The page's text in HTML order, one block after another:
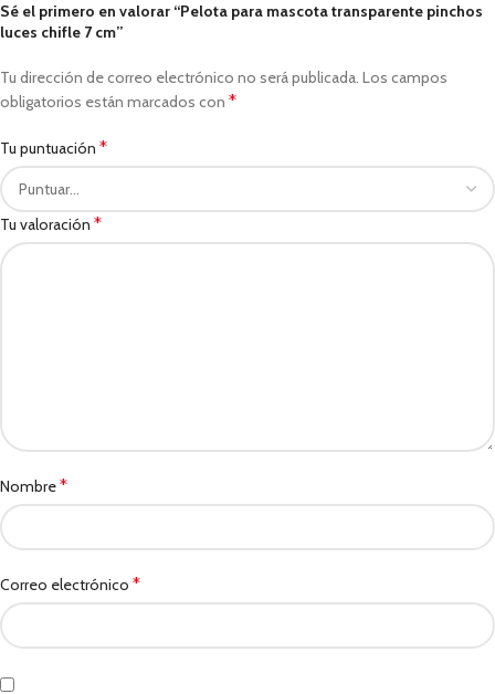
Sé el primero en valorar “Pelota para mascota transparente pinchos
luces chifle 7 cm”
Tu dirección de correo electrónico no será publicada. Los campos
obligatorios están marcados con *
Tu puntuación *
Tu valoración *
Nombre*
Correo electrónico *